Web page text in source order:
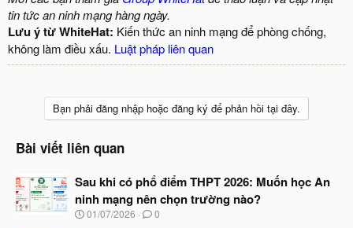
tin tức an ninh mạng hàng ngày.
Lưu ý từ WhiteHat: Kiến thức an ninh mạng để phòng chống,
không làm điều xấu. Luật pháp liên quan
Bạn phải đăng nhập hoặc đăng ký để phản hồi tại đây.
Bài viết liên quan
Sau khi có phổ điểm THPT 2026: Muốn học An
ninh mạng nên chọn trường nào?
N
01/07/2026 0